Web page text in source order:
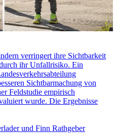
verringert ihre Sichtbarkeit
ihr Unfallrisiko. Ein
Sichtbarmachung von
Feldstudie empirisch
wurde. Die Ergebnisse
und Finn Rathgeber